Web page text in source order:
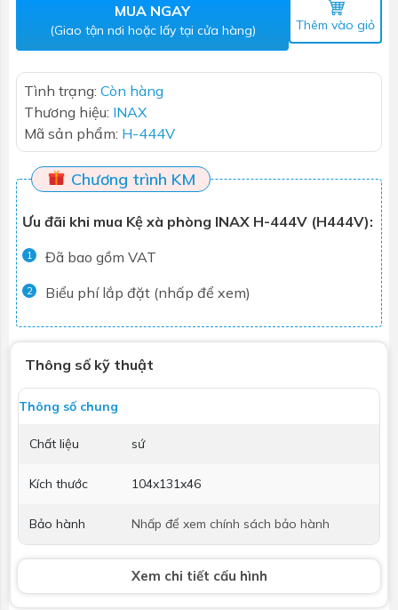
MUA NGAY
(Giao tận nơi hoặc lấy tại cửa hàng) Thêm vào giỏ
Tình trạng: Còn hàng
Thương hiệu: INAX
Mã sản phẩm: H-444V
Chương trình KM
Ưu đãi khi mua Kệ xà phòng INAX H-444V (H444V):
1 Đã bao gồm VAT
2 Biểu phí lắp đặt (nhấp để xem)
Thông số kỹ thuật
Thông số chung
Chất liệu sứ
Kích thước 104x131x46
Bảo hành Nhấp để xem chính sách bảo hành
Xem chi tiết cấu hình